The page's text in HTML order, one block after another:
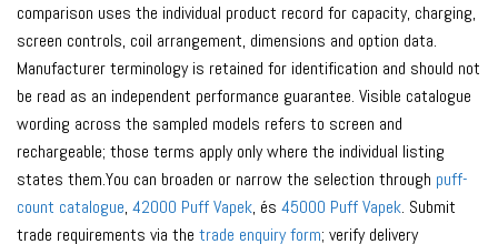
comparison uses the individual product record for capacity, charging,
screen controls, coil arrangement, dimensions and option data.
Manufacturer terminology is retained for identification and should not
be read as an independent performance guarantee. Visible catalogue
wording across the sampled models refers to screen and
rechargeable; those terms apply only where the individual listing
states them.You can broaden or narrow the selection through puff-
count catalogue, 42000 Puff Vapek, és 45000 Puff Vapek. Submit
trade requirements via the trade enquiry form; verify delivery